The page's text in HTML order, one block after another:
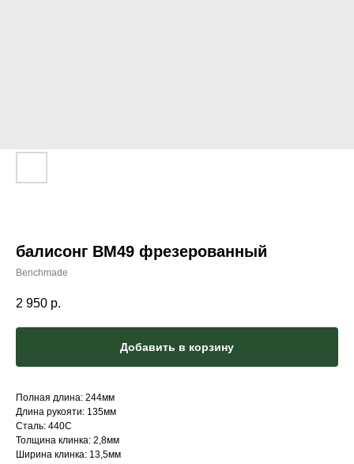
балисонг BM49 фрезерованный
Benchmade
2 950 р.
Добавить в корзину
Полная длина: 244мм
Длина рукояти: 135мм
Сталь: 440C
Толщина клинка: 2,8мм
Ширина клинка: 13,5мм